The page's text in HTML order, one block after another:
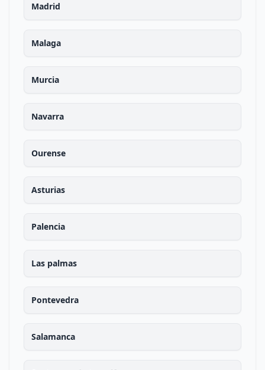
Madrid
Malaga
Murcia
Navarra
Ourense
Asturias
Palencia
Las palmas
Pontevedra
Salamanca